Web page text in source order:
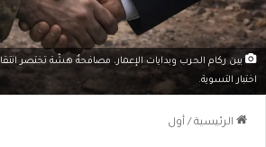
بين ركام الحرب وبدايات الإعمار، مصافحةٌ هشّة تختصر
اختبار التسوية.
الرئيسية / أول